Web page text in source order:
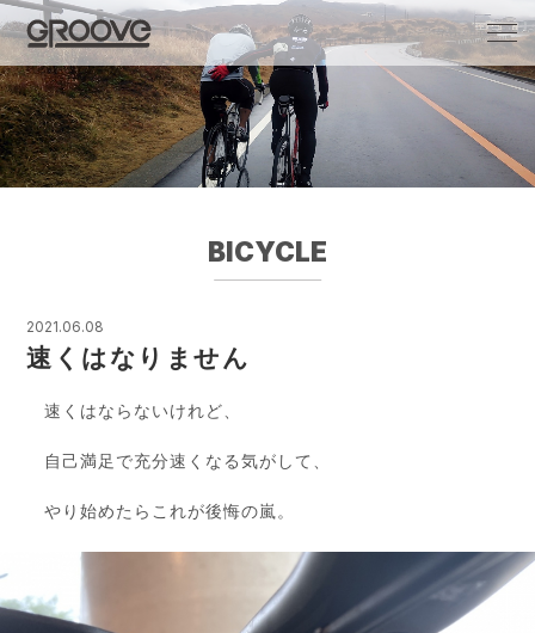
Groove 自転車 カフェ 輸入車・国産車のチ
ューニング/販売
BICYCLE
2021.06.08
速くはなりません
速くはならないけれど、
自己満足で充分速くなる気がして、
やり始めたらこれが後悔の嵐。